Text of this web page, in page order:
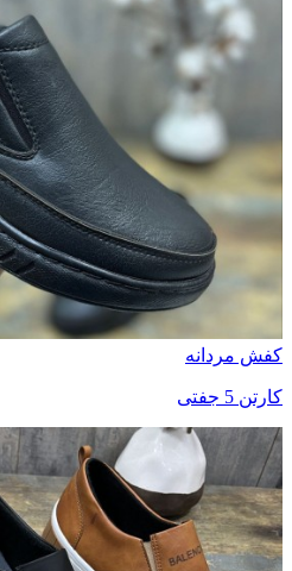
کفش مردانه
کارتن 5 جفتی